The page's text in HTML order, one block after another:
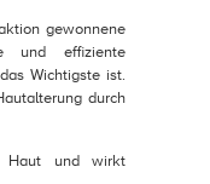
gewonnene
und effiziente
Wichtigste ist.
durch
Haut und wirkt